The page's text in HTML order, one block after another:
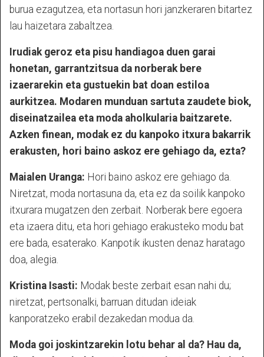
burua ezagutzea, eta nortasun hori janzkeraren bitartez
lau haizetara zabaltzea.
Irudiak geroz eta pisu handiagoa duen garai
honetan, garrantzitsua da norberak bere
izaerarekin eta gustuekin bat doan estiloa
aurkitzea. Modaren munduan sartuta zaudete biok,
diseinatzailea eta moda aholkularia baitzarete.
Azken finean, modak ez du kanpoko itxura bakarrik
erakusten, hori baino askoz ere gehiago da, ezta?
Maialen Uranga: Hori baino askoz ere gehiago da.
Niretzat, moda nortasuna da, eta ez da soilik kanpoko
itxurara mugatzen den zerbait. Norberak bere egoera
eta izaera ditu, eta hori gehiago erakusteko modu bat
ere bada, esaterako. Kanpotik ikusten denaz haratago
doa, alegia.
Kristina Isasti: Modak beste zerbait esan nahi du;
niretzat, pertsonalki, barruan ditudan ideiak
kanporatzeko erabil dezakedan modua da.
Moda goi joskintzarekin lotu behar al da? Hau da,